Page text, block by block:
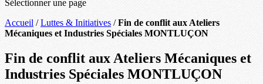
Sélectionner une page
Accueil /Luttes & Initiatives /Fin de conflit aux Ateliers
Mécaniques et Industries Spéciales MONTLUÇON
Fin de conflit aux Ateliers Mécaniques et
Industries Spéciales MONTLUÇON